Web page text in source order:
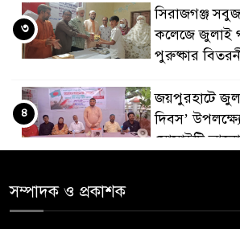
সিরাজগঞ্জ
কলেজে জুলাই
পুরুষ্কার
৩
জয়পুরহাটে
দিবস’
সোসাইটি
৪
৫
সম্পাদক ও প্রকাশক